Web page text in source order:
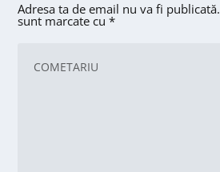
Adresa ta de email nu va fi publicată.
sunt marcate cu*